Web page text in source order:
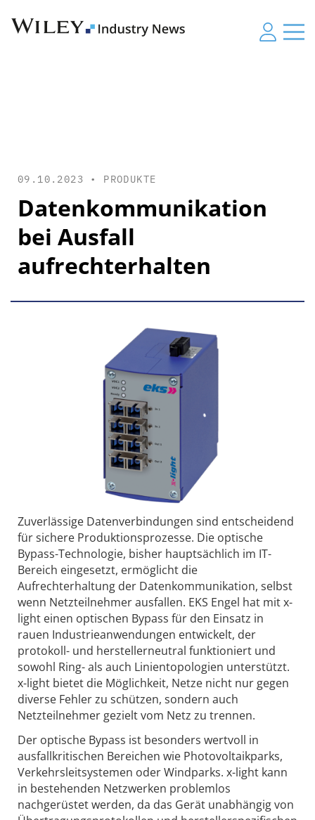
09.10.2023 • PRODUKTE
Datenkommunikation
bei Ausfall
aufrechterhalten
Zuverlässige Datenverbindungen sind entscheidend
für sichere Produktionsprozesse. Die optische
Bypass-Technologie, bisher hauptsächlich im IT-
Bereich eingesetzt, ermöglicht die
Aufrechterhaltung der Datenkommunikation, selbst
wenn Netzteilnehmer ausfallen. EKS Engel hat mit x-
light einen optischen Bypass für den Einsatz in
rauen Industrieanwendungen entwickelt, der
protokoll- und herstellerneutral funktioniert und
sowohl Ring- als auch Linientopologien unterstützt.
x-light bietet die Möglichkeit, Netze nicht nur gegen
diverse Fehler zu schützen, sondern auch
Netzteilnehmer gezielt vom Netz zu trennen.
Der optische Bypass ist besonders wertvoll in
ausfallkritischen Bereichen wie Photovoltaikparks,
Verkehrsleitsystemen oder Windparks. x-light kann
in bestehenden Netzwerken problemlos
nachgerüstet werden, da das Gerät unabhängig von